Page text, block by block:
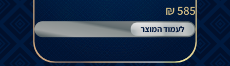
585 ₪
לעמוד המוצר